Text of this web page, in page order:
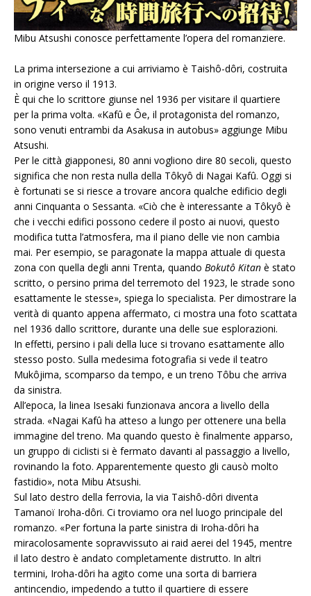
Mibu Atsushi conosce perfettamente l’opera del romanziere.
La prima intersezione a cui arriviamo è Taishô-dôri, costruita
in origine verso il 1913.
È qui che lo scrittore giunse nel 1936 per visitare il quartiere
per la prima volta. «Kafû e Ôe, il protagonista del romanzo,
sono venuti entrambi da Asakusa in autobus» aggiunge Mibu
Atsushi.
Per le città giapponesi, 80 anni vogliono dire 80 secoli, questo
significa che non resta nulla della Tôkyô di Nagai Kafû. Oggi si
è fortunati se si riesce a trovare ancora qualche edificio degli
anni Cinquanta o Sessanta. «Ciò che è interessante a Tôkyô è
che i vecchi edifici possono cedere il posto ai nuovi, questo
modifica tutta l’atmosfera, ma il piano delle vie non cambia
mai. Per esempio, se paragonate la mappa attuale di questa
zona con quella degli anni Trenta, quando Bokutô Kitan è stato
scritto, o persino prima del terremoto del 1923, le strade sono
esattamente le stesse», spiega lo specialista. Per dimostrare la
verità di quanto appena affermato, ci mostra una foto scattata
nel 1936 dallo scrittore, durante una delle sue esplorazioni.
In effetti, persino i pali della luce si trovano esattamente allo
stesso posto. Sulla medesima fotografia si vede il teatro
Mukôjima, scomparso da tempo, e un treno Tôbu che arriva
da sinistra.
All’epoca, la linea Isesaki funzionava ancora a livello della
strada. «Nagai Kafû ha atteso a lungo per ottenere una bella
immagine del treno. Ma quando questo è finalmente apparso,
un gruppo di ciclisti si è fermato davanti al passaggio a livello,
rovinando la foto. Apparentemente questo gli causò molto
fastidio», nota Mibu Atsushi.
Sul lato destro della ferrovia, la via Taishô-dôri diventa
Tamanoï Iroha-dôri. Ci troviamo ora nel luogo principale del
romanzo. «Per fortuna la parte sinistra di Iroha-dôri ha
miracolosamente sopravvissuto ai raid aerei del 1945, mentre
il lato destro è andato completamente distrutto. In altri
termini, Iroha-dôri ha agito come una sorta di barriera
antincendio, impedendo a tutto il quartiere di essere